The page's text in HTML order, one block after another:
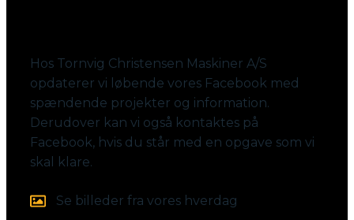
Hos Tornvig Christensen Maskiner A/S
opdaterer vi løbende vores Facebook med
spændende projekter og information.
Derudover kan vi også kontaktes på
Facebook, hvis du står med en opgave som vi
skal klare.
Se billeder fra vores hverdag